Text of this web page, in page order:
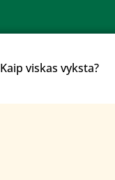
Kaip viskas vyksta?